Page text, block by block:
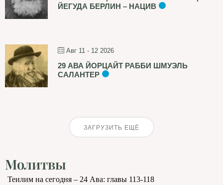
ЙЕГУДА БЕРЛИН – НАЦИВ
Авг 11 - 12 2026
29 АВА ЙОРЦАЙТ РАББИ ШМУЭЛЬ
САЛАНТЕР
ЗАГРУЗИТЬ ЕЩЁ
Молитвы
Теилим на сегодня – 24 Ава: главы 113-118